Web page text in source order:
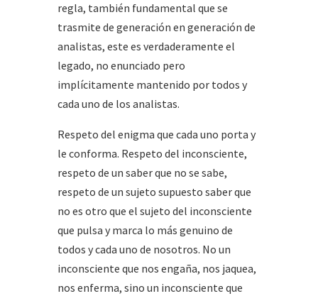
regla, también fundamental que se
trasmite de generación en generación de
analistas, este es verdaderamente el
legado, no enunciado pero
implícitamente mantenido por todos y
cada uno de los analistas.
Respeto del enigma que cada uno porta y
le conforma. Respeto del inconsciente,
respeto de un saber que no se sabe,
respeto de un sujeto supuesto saber que
no es otro que el sujeto del inconsciente
que pulsa y marca lo más genuino de
todos y cada uno de nosotros. No un
inconsciente que nos engaña, nos jaquea,
nos enferma, sino un inconsciente que